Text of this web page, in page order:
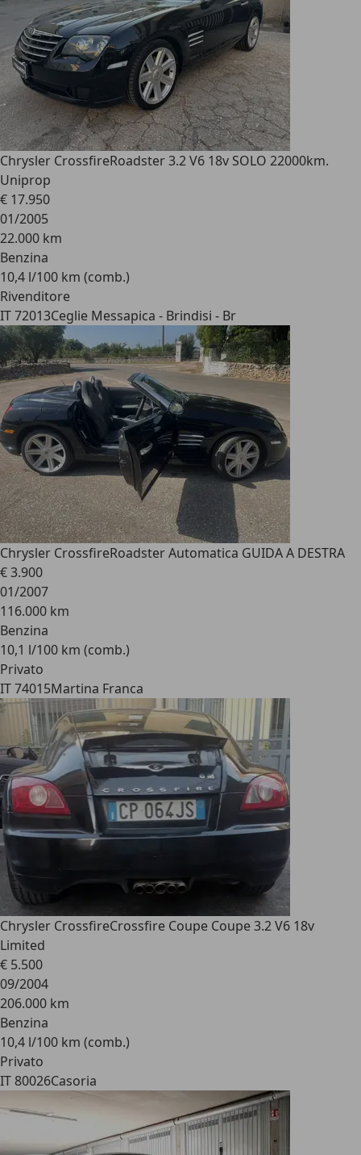
Chrysler CrossfireRoadster 3.2 V6 18v SOLO 22000km.
Uniprop
€ 17.950
01/2005
22.000 km
Benzina
10,4 l/100 km (comb.)
Rivenditore
IT 72013Ceglie Messapica - Brindisi - Br
Chrysler CrossfireRoadster Automatica GUIDA A DESTRA
€ 3.900
01/2007
116.000 km
Benzina
10,1 l/100 km (comb.)
Privato
IT 74015Martina Franca
Chrysler CrossfireCrossfire Coupe Coupe 3.2 V6 18v
Limited
€ 5.500
09/2004
206.000 km
Benzina
10,4 l/100 km (comb.)
Privato
IT 80026Casoria